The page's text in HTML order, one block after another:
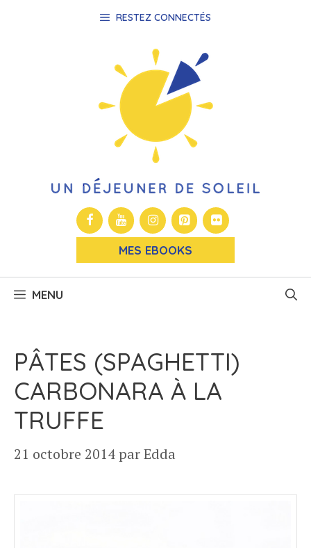
RESTEZ CONNECTÉS
MES EBOOKS
MENU
PÂTES (SPAGHETTI)
CARBONARA À LA
TRUFFE
21 octobre 2014 parEdda